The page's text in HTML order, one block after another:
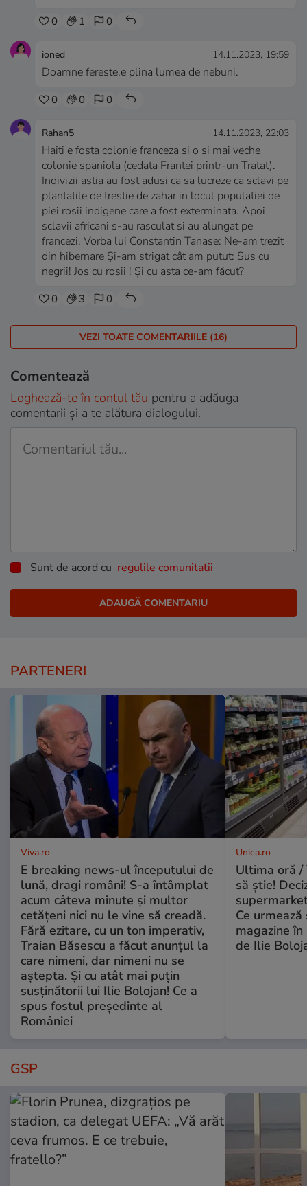
0 1 0
ioned 14.11.2023, 19:59
Doamne fereste,e plina lumea de nebuni.
0 0 0
Rahan5 14.11.2023, 22:03
Haiti e fosta colonie franceza si o si mai veche
colonie spaniola (cedata Frantei printr-un Tratat).
Indivizii astia au fost adusi ca sa lucreze ca sclavi pe
plantatile de trestie de zahar in locul populatiei de
piei rosii indigene care a fost exterminata. Apoi
sclavii africani s-au rasculat si au alungat pe
francezi. Vorba lui Constantin Tanase: Ne-am trezit
din hibernare Şi-am strigat cât am putut: Sus cu
negrii! Jos cu rosii ! Şi cu asta ce-am făcut?
0 3 0
VEZI TOATE COMENTARIILE (16)
Comentează
Loghează-te în contul tău pentru a adăuga
comentarii și a te alătura dialogului.
Sunt de acord cu regulile comunitatii
PARTENERI
Viva.ro
E breaking news-ul începutului de
lună, dragi români! S-a întâmplat
acum câteva minute și multor
cetățeni nici nu le vine să creadă.
Fără ezitare, cu un ton imperativ,
Traian Băsescu a făcut anunțul la
care nimeni, dar nimeni nu se
aștepta. Și cu atât mai puțin
susținătorii lui Ilie Bolojan! Ce a
spus fostul președinte al
României
Unica.ro
Ultima oră /
să știe!
Ce
magazine
de Ilie
GSP